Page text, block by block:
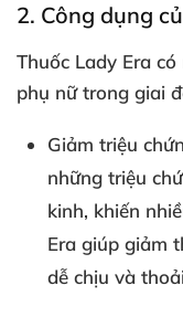
2. Công dụng
Thuốc Lady Era
phụ nữ trong giai
Giảm triệu
những triệu
kinh, khiến
Era giúp giảm
dễ chịu và